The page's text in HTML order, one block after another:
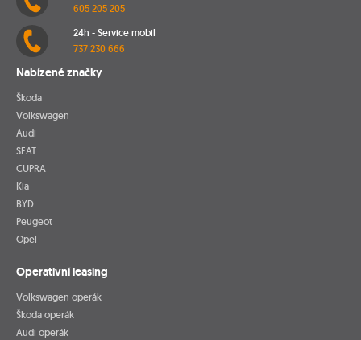
605 205 205
24h - Service mobil
737 230 666
Nabízené značky
Škoda
Volkswagen
Audi
SEAT
CUPRA
Kia
BYD
Peugeot
Opel
Operativní leasing
Volkswagen operák
Škoda operák
Audi operák